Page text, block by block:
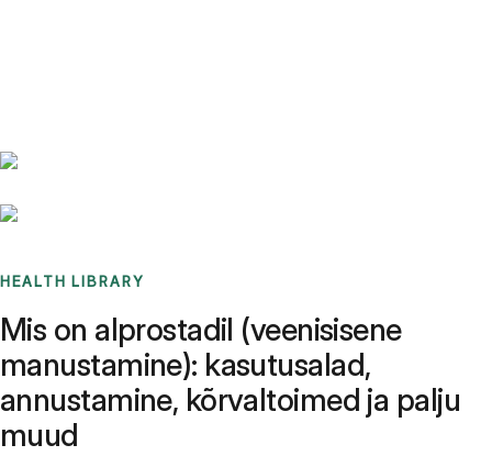
HEALTH LIBRARY
Mis on alprostadil (veenisisene
manustamine): kasutusalad,
annustamine, kõrvaltoimed ja palju
muud